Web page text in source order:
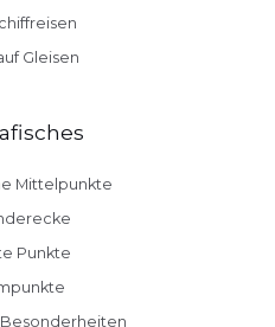
Gleisen
Mittelpunkte
Punkte